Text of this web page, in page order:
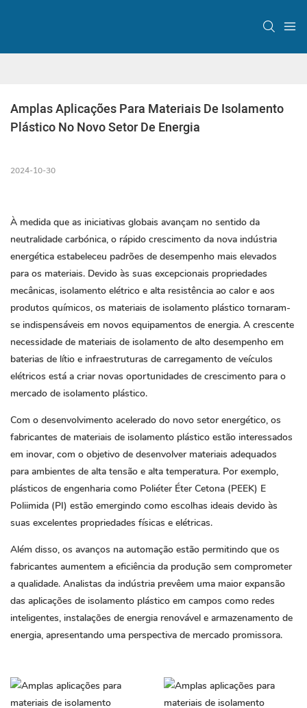
Amplas Aplicações Para Materiais De Isolamento
Plástico No Novo Setor De Energia
2024-10-30
À medida que as iniciativas globais avançam no sentido da
neutralidade carbónica, o rápido crescimento da nova indústria
energética estabeleceu padrões de desempenho mais elevados
para os materiais. Devido às suas excepcionais propriedades
mecânicas, isolamento elétrico e alta resistência ao calor e aos
produtos químicos, os materiais de isolamento plástico tornaram-
se indispensáveis ​​em novos equipamentos de energia. A crescente
necessidade de materiais de isolamento de alto desempenho em
baterias de lítio e infraestruturas de carregamento de veículos
elétricos está a criar novas oportunidades de crescimento para o
mercado de isolamento plástico.
Com o desenvolvimento acelerado do novo setor energético, os
fabricantes de materiais de isolamento plástico estão interessados ​​
em inovar, com o objetivo de desenvolver materiais adequados
para ambientes de alta tensão e alta temperatura. Por exemplo,
plásticos de engenharia como Poliéter Éter Cetona (PEEK) E
Poliimida (PI) estão emergindo como escolhas ideais devido às
suas excelentes propriedades físicas e elétricas.
Além disso, os avanços na automação estão permitindo que os
fabricantes aumentem a eficiência da produção sem comprometer
a qualidade. Analistas da indústria prevêem uma maior expansão
das aplicações de isolamento plástico em campos como redes
inteligentes, instalações de energia renovável e armazenamento de
energia, apresentando uma perspectiva de mercado promissora.